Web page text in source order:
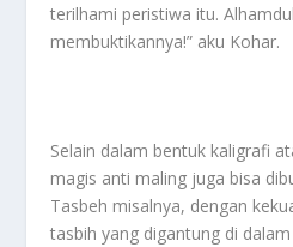
terilhami peristiwa itu.
membuktikannya!” aku Kohar.
Selain dalam bentuk kaligrafi
magis anti maling juga bisa
Tasbeh misalnya, dengan
tasbih yang digantung di